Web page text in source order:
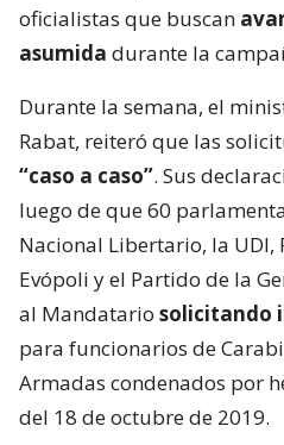
oficialistas que buscan
asumida durante la
Durante la semana, el
Rabat, reiteró que las
“caso a caso”. Sus
luego de que 60
Nacional Libertario, la UDI,
Evópoli y el Partido de la
al Mandatario solicitando
para funcionarios de
Armadas condenados por
del 18 de octubre de 2019.